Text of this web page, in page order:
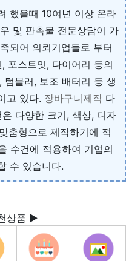
했을때 10여년 이상 온라
및 판촉물 전문상담이 가
되어 의뢰기업들로 부터
포스트잇, 다이어리 등의
텀블러, 보조 배터리 등 생
고 있다. 장바구니제작 다
다양한 크기, 색상, 디자
춤형으로 제작하기에 적
수건에 적용하여 기업의
수 있습니다.
상품 ▶